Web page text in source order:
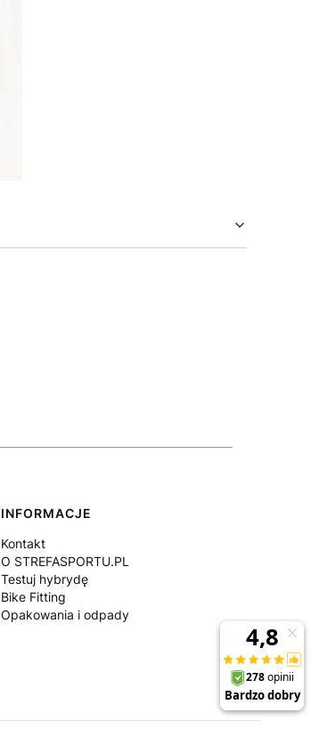
INFORMACJE
Kontakt
O STREFASPORTU.PL
Testuj hybrydę
Bike Fitting
Opakowania i odpady